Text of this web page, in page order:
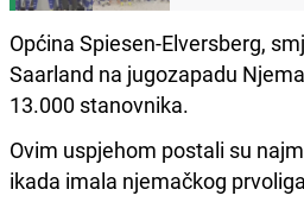
Općina Spiesen-Elversberg,
Saarland na jugozapadu
13.000 stanovnika.
Ovim uspjehom postali su
ikada imala njemačkog